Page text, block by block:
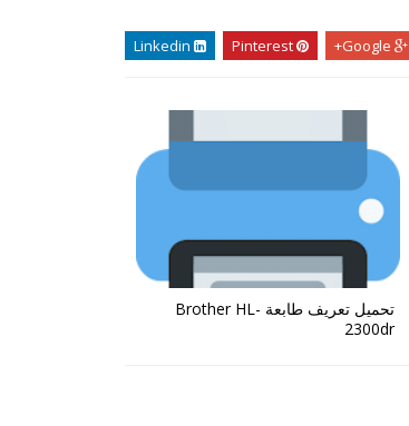
تحميل تعريف طابعة Brother HL-
2300dr